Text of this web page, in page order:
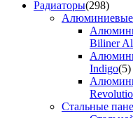
Радиаторы(298)
Алюминиевые
Biliner
Indigo(5)
Стальные